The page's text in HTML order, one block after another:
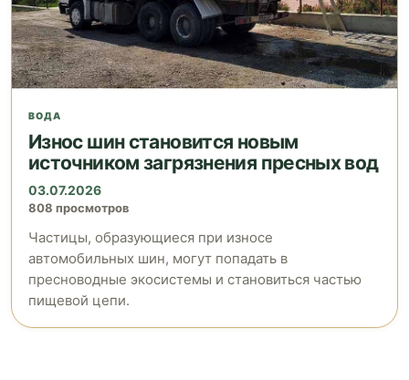
ВОДА
Износ шин становится новым
источником загрязнения пресных вод
03.07.2026
808 просмотров
Частицы, образующиеся при износе
автомобильных шин, могут попадать в
пресноводные экосистемы и становиться частью
пищевой цепи.